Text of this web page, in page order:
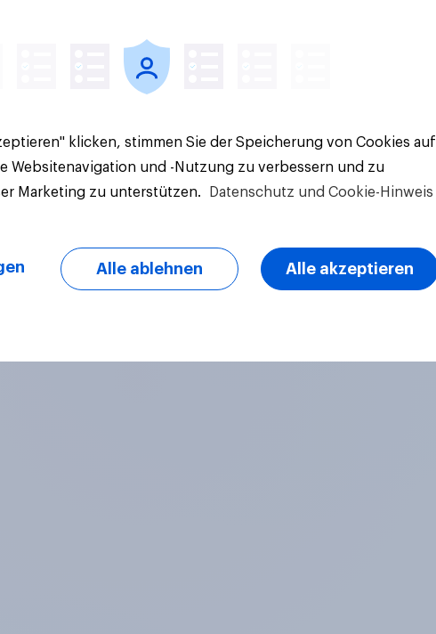
klicken, stimmen Sie der Speicherung von Cookies auf
Websitenavigation und -Nutzung zu verbessern und zu
Marketing zu unterstützen.
Datenschutz und Cookie-Hinweis
Alle ablehnen Alle akzeptieren